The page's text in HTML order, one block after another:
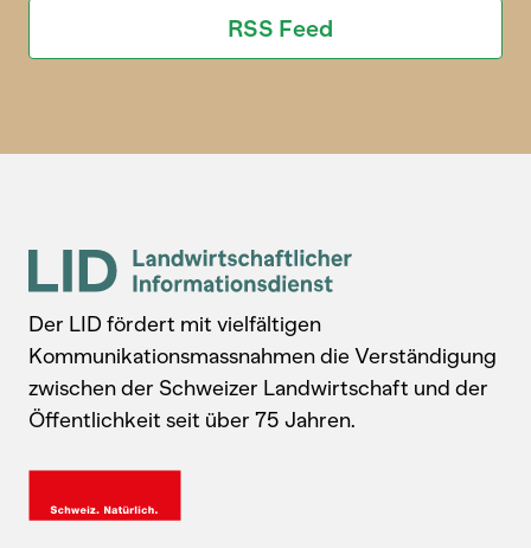
RSS Feed
Der LID fördert mit vielfältigen
Kommunikationsmassnahmen die Verständigung
zwischen der Schweizer Landwirtschaft und der
Öffentlichkeit seit über 75 Jahren.